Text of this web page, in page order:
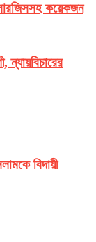
কয়েকজন
বিদায়ী